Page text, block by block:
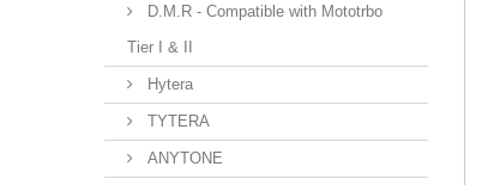
D.M.R - Compatible with Mototrbo
Tier I & II
Hytera
TYTERA
ANYTONE